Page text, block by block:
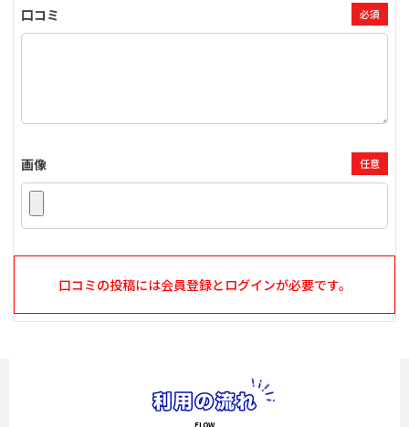
口コミ 必須
画像 任意
口コミの投稿には会員登録とログインが必要です。